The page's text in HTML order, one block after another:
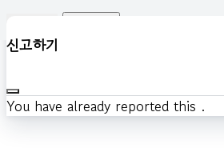
신고하기
You have already reported this .